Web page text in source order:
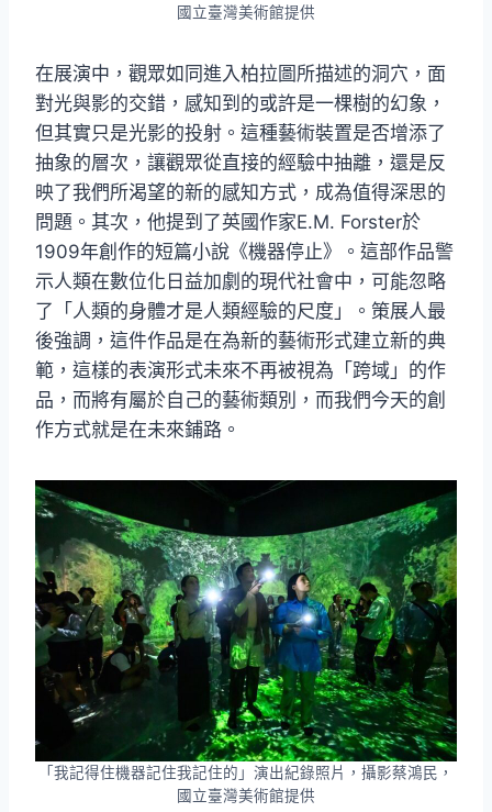
國立臺灣美術館提供
在展演中，觀眾如同進入柏拉圖所描述的洞穴，面
對光與影的交錯，感知到的或許是一棵樹的幻象，
但其實只是光影的投射。這種藝術裝置是否增添了
抽象的層次，讓觀眾從直接的經驗中抽離，還是反
映了我們所渴望的新的感知方式，成為值得深思的
問題。其次，他提到了英國作家E.M. Forster於
1909年創作的短篇小說《機器停止》。這部作品警
示人類在數位化日益加劇的現代社會中，可能忽略
了「人類的身體才是人類經驗的尺度」。策展人最
後強調，這件作品是在為新的藝術形式建立新的典
範，這樣的表演形式未來不再被視為「跨域」的作
品，而將有屬於自己的藝術類別，而我們今天的創
作方式就是在未來鋪路。
「我記得住機器記住我記住的」演出紀錄照片，攝影蔡鴻民，
國立臺灣美術館提供